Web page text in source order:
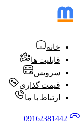
خانه
قابلیت ها
سرویس
قیمت گذاری
ارتباط با ما